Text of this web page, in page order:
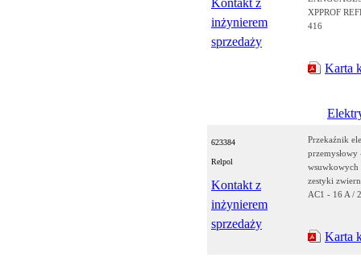
Kontakt z
inżynierem
sprzedaży
XPPROF
416
Karta
623384
Relpol
Kontakt z
inżynierem
sprzedaży
Przekaźnik
przemysłowy
wsuwkowych
zestyki
AC1 - 16 A /
Karta